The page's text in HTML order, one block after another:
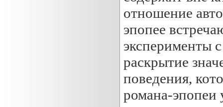
отношение
эпопее
эксперименты
раскрытие
поведения,
романа-эпопеи